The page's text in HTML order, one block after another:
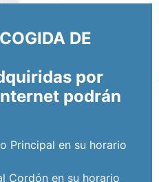
DE
por
podrán
Principal en su horario
Cordón en su horario